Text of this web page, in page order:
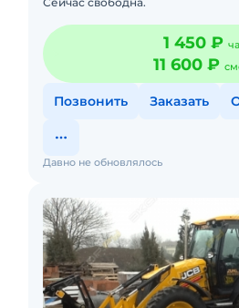
1 450 ₽
11 600 ₽
Позвонить Заказать
Давно не обновлялось